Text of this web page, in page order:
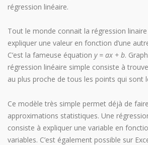
régression linéaire.
Tout le monde connait la régression
expliquer une valeur en fonction d’une
C’est la fameuse équation y = ax + b.
régression linéaire simple consiste à
au plus proche de tous les points qui sont
Ce modèle très simple permet déjà de
approximations statistiques. Une
consiste à expliquer une variable en
variables. C’est également possible sur